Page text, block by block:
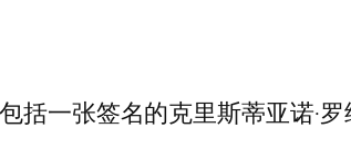
括一张签名的克里斯蒂亚诺·罗